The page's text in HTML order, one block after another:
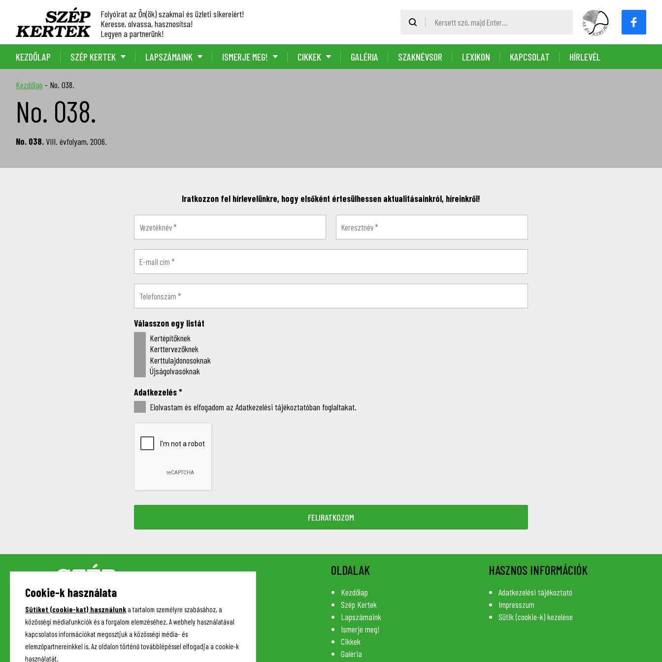
Folyóirat az Ön(ök) szakmai és üzleti sikereiért!
Keresse, olvassa, hasznosítsa!
Legyen a partnerünk!
KEZDŐLAP SZÉP KERTEK LAPSZÁMAINK ISMERJE MEG! CIKKEK GALÉRIA SZAKNÉVSOR LEXIKON KAPCSOLAT HÍRLEVÉL
Kezdőlap - No. 038.
No. 038.
No. 038. VIII. évfolyam, 2006.
Iratkozzon fel hírlevelünkre, hogy elsőként értesülhessen aktualitásainkról, híreinkről!
Válasszon egy listát
Kertépítőknek
Kerttervezőknek
Kerttulajdonosoknak
Újságolvasóknak
Adatkezelés*
Elolvastam és elfogadom az Adatkezelési tájékoztatóban foglaltakat.
OLDALAK
Kezdőlap
Szép Kertek
Lapszámaink
Ismerje meg!
Cikkek
Galéria
HASZNOS INFORMÁCIÓK
Adatkezelési tájékoztató
Impresszum
Sütik (cookie-k) kezelése
Cookie-k használata
Sütiket (cookie-kat) használunk a tartalom személyre szabásához, a
közösségi médiafunkciók és a forgalom elemzéséhez. A webhely használatával
kapcsolatos információkat megosztjuk a közösségi média- és
elemzőpartnereinkkel is. Az oldalon történő továbblépéssel elfogadja a cookie-k
használatát.